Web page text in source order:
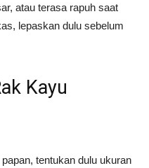
atau terasa rapuh saat
lepaskan dulu sebelum
Kayu
tentukan dulu ukuran